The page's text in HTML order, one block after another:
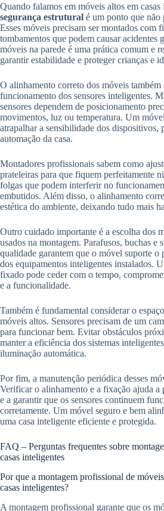
Quando falamos em móveis altos em casas
segurança estrutural é um ponto que não
Esses móveis precisam ser montados com
tombamentos que podem causar acidentes
móveis na parede é uma prática comum e
garantir estabilidade e proteger crianças e
O alinhamento correto dos móveis também
funcionamento dos sensores inteligentes.
sensores dependem de posicionamento
movimentos, luz ou temperatura. Um
atrapalhar a sensibilidade dos dispositivos,
automação da casa.
Montadores profissionais sabem como
prateleiras para que fiquem perfeitamente
folgas que podem interferir no
embutidos. Além disso, o alinhamento
estética do ambiente, deixando tudo mais
Outro cuidado importante é a escolha dos
usados na montagem. Parafusos, buchas e
qualidade garantem que o móvel suporte o
dos equipamentos inteligentes instalados.
fixado pode ceder com o tempo,
e a funcionalidade.
Também é fundamental considerar o
móveis altos. Sensores precisam de um
para funcionar bem. Evitar obstáculos
manter a eficiência dos sistemas
iluminação automática.
Por fim, a manutenção periódica desses
Verificar o alinhamento e a fixação ajuda a
e a garantir que os sensores continuem
corretamente. Um móvel seguro e bem
uma casa inteligente eficiente e protegida.
FAQ – Perguntas frequentes sobre
casas inteligentes
Por que a montagem profissional de
casas inteligentes?
A montagem profissional garante que os